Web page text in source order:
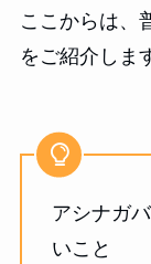
ここからは、
をご紹介しま
アシナガ
いこと